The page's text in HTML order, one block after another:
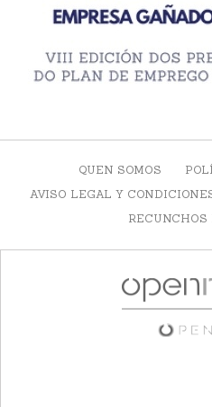
QUEN SOMOS
AVISO LEGAL Y
RECUNCHOS